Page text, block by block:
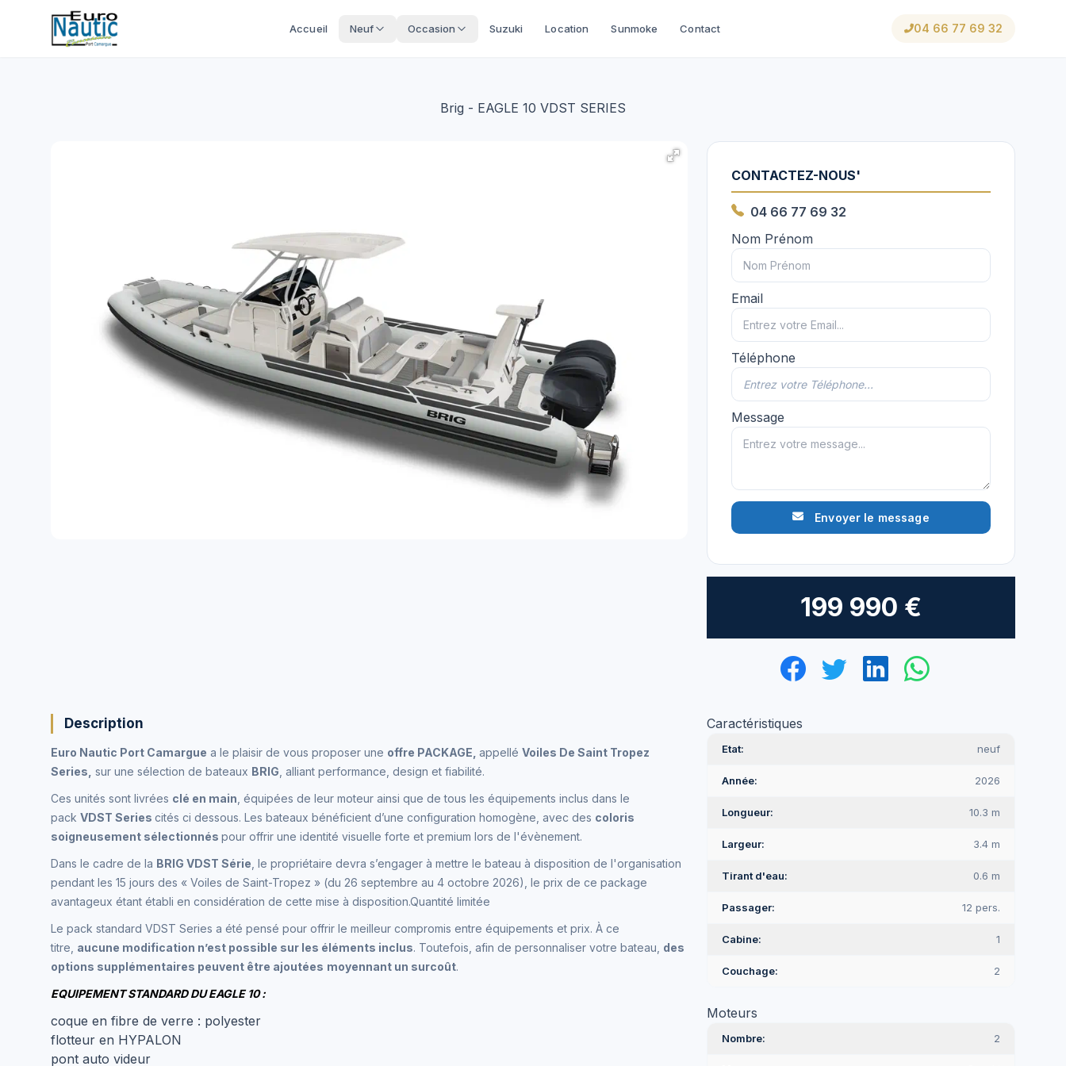
Accueil Neuf Occasion Suzuki Location Sunmoke Contact 04 66 77 69 32
Brig - EAGLE 10 VDST SERIES
CONTACTEZ-NOUS'
04 66 77 69 32
Nom Prénom
Email
Téléphone
Message
Envoyer le message
199 990 €
Description
Euro Nautic Port Camargue a le plaisir de vous proposer une offre PACKAGE, appellé Voiles De Saint Tropez
Series, sur une sélection de bateaux BRIG , alliant performance, design et fiabilité.
Ces unités sont livrées clé en main , équipées de leur moteur ainsi que de tous les équipements inclus dans le
pack VDST Series cités ci dessous. Les bateaux bénéficient d’une configuration homogène, avec des coloris
soigneusement sélectionnés pour offrir une identité visuelle forte et premium lors de l'évènement.
Dans le cadre de la BRIG VDST Série , le propriétaire devra s’engager à mettre le bateau à disposition de l'organisation
pendant les 15 jours des « Voiles de Saint-Tropez » (du 26 septembre au 4 octobre 2026), le prix de ce package
avantageux étant établi en considération de cette mise à disposition.Quantité limitée
Le pack standard VDST Series a été pensé pour offrir le meilleur compromis entre équipements et prix. À ce
titre, aucune modification n’est possible sur les éléments inclus. Toutefois, afin de personnaliser votre bateau, des
options supplémentaires peuvent être ajoutées moyennant un surcoût.
EQUIPEMENT STANDARD DU EAGLE 10 :
coque en fibre de verre : polyester
flotteur en HYPALON
pont auto videur
Caractéristiques
Etat neuf
Année 2026
Longueur 10.3 m
Largeur 3.4 m
Tirant d'eau 0.6 m
Passager 12 pers.
Cabine 1
Couchage 2
Moteurs
Nombre 2